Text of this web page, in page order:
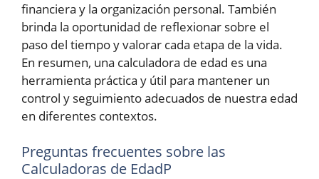
financiera y la organización personal. También
brinda la oportunidad de reflexionar sobre el
paso del tiempo y valorar cada etapa de la vida.
En resumen, una calculadora de edad es una
herramienta práctica y útil para mantener un
control y seguimiento adecuados de nuestra edad
en diferentes contextos.
Preguntas frecuentes sobre las
Calculadoras de EdadP